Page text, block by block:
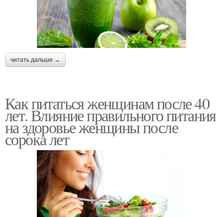
читать дальше →
Как питаться женщинам после 40
лет. Влияние правильного питания
на здоровье женщины после
сорока лет